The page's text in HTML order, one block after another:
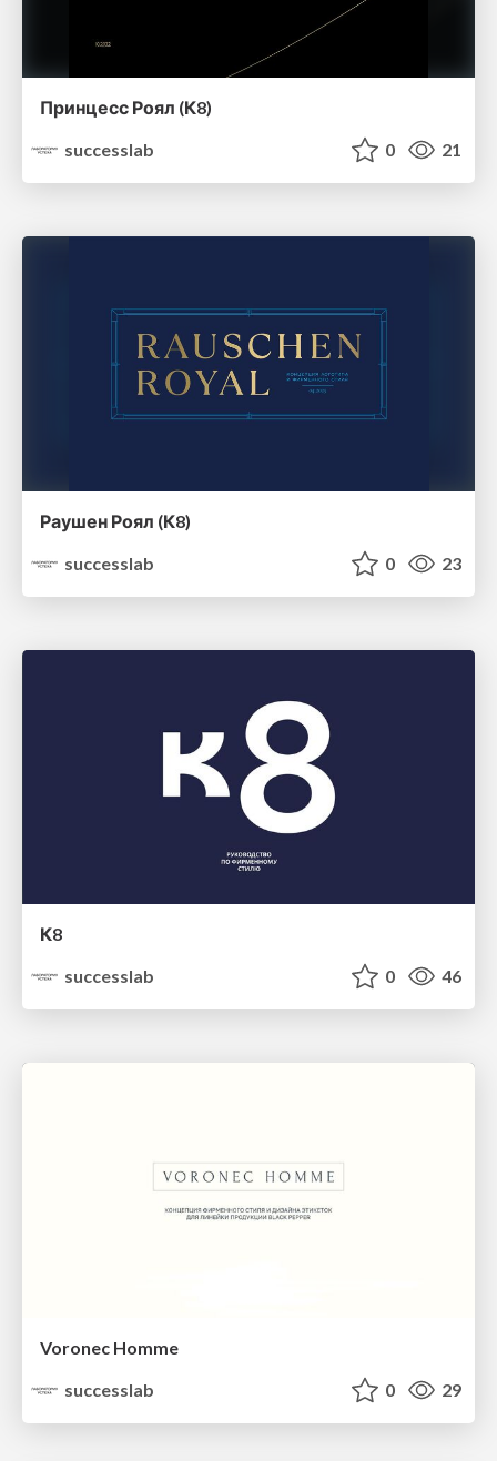
Принцесс Роял (К8)
successlab
0 21
Раушен Роял (К8)
successlab
0 23
К8
successlab
0 46
Voronec Homme
successlab
0 29